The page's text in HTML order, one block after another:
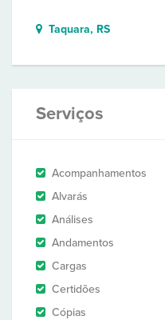
Taquara, RS
Serviços
Acompanhamentos
Alvarás
Análises
Andamentos
Cargas
Certidões
Cópias